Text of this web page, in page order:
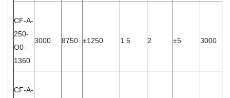
CF-A-
250-
O0-
1360
3000 8750 ±1250 1.5 2 ±5 3000
CF-A-